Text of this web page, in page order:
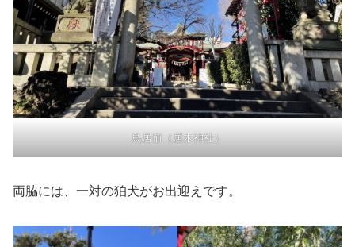
鳥居前（居木神社）
両脇には、一対の狛犬がお出迎えです。